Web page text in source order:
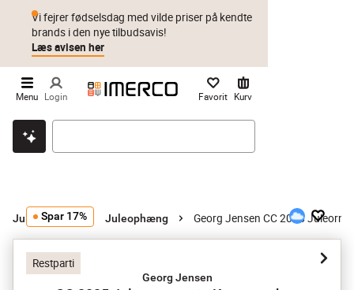
Klik & hent Byt i 1 år Prismatch
Vi fejrer fødselsdag med vilde priser på kendte
brands i den nye tilbudsavis!
Læs avisen her
Menu Login Favorit Kurv
Juletræspynt Juleophæng Georg Jensen CC 2025
Restparti
Spar 17%
Georg Jensen